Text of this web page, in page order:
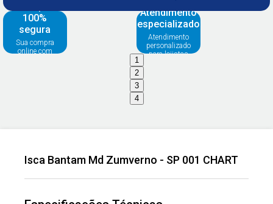
100%
segura
Sua compra
online com
Atendimento
especializado
Atendimento
personalizado
para lojistas
1
2
3
4
Isca Bantam Md Zumverno - SP 001 CHART